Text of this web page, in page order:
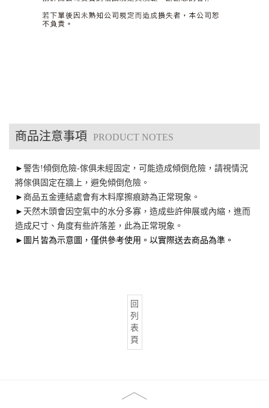
商品注意事項 PRODUCT NOTES
► 警吿!傾倒危險-傢俱未經固定，可能造成傾倒危險，請視情況
將傢俱固定在牆上，避免傾倒危險。
► 商品五金連結處會有木料摩擦痕跡為正常現象。
► 天然木頭會因空氣中的水分多寡，造成些許伸展或內縮，進而
造成尺寸、角度有些許落差，此為正常現象。
►圖片皆為示意圖，僅供參考使用。以實際送去商品為準。
回
列
表
頁